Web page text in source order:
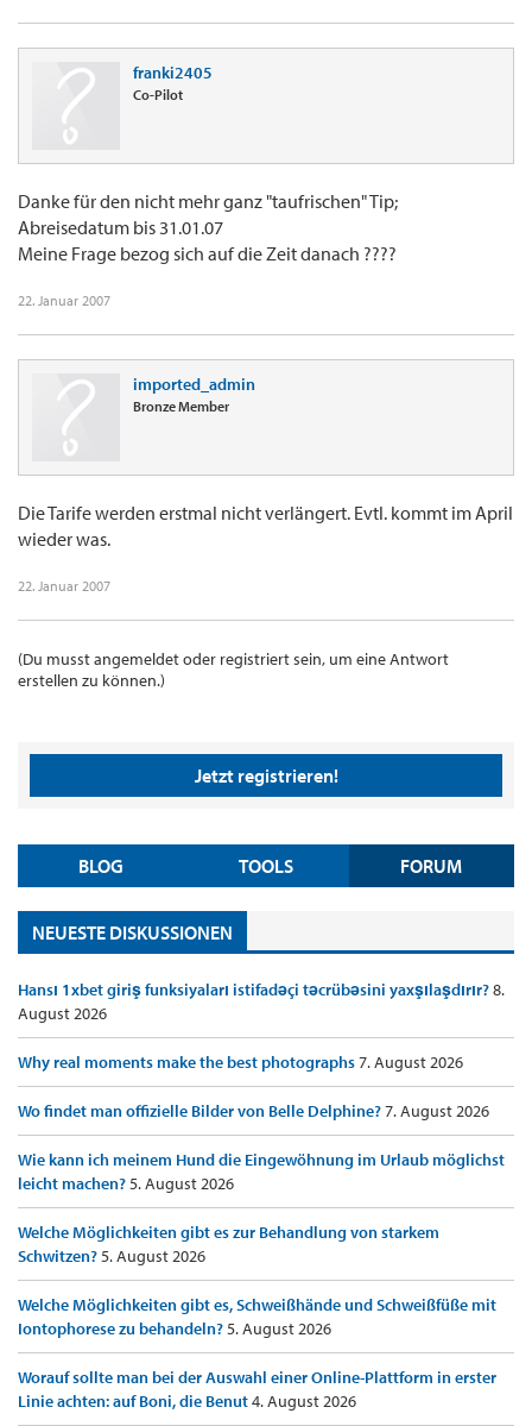
franki2405
Co-Pilot
Danke für den nicht mehr ganz "taufrischen" Tip;
Abreisedatum bis 31.01.07
Meine Frage bezog sich auf die Zeit danach ????
22. Januar 2007
imported_admin
Bronze Member
Die Tarife werden erstmal nicht verlängert. Evtl. kommt im April
wieder was.
22. Januar 2007
(Du musst angemeldet oder registriert sein, um eine Antwort
erstellen zu können.)
Jetzt registrieren!
BLOG TOOLS FORUM
NEUESTE DISKUSSIONEN
Hansı 1xbet giriş funksiyaları istifadəçi təcrübəsini yaxşılaşdırır?8.
August 2026
Why real moments make the best photographs7. August 2026
Wo findet man offizielle Bilder von Belle Delphine?7. August 2026
Wie kann ich meinem Hund die Eingewöhnung im Urlaub möglichst
leicht machen?5. August 2026
Welche Möglichkeiten gibt es zur Behandlung von starkem
Schwitzen?5. August 2026
Welche Möglichkeiten gibt es, Schweißhände und Schweißfüße mit
Iontophorese zu behandeln?5. August 2026
Worauf sollte man bei der Auswahl einer Online-Plattform in erster
Linie achten: auf Boni, die Benut4. August 2026